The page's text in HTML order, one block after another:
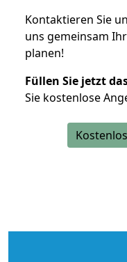
Kontaktieren Sie
uns gemeinsam
planen!
Füllen Sie jetzt
Sie kostenlose